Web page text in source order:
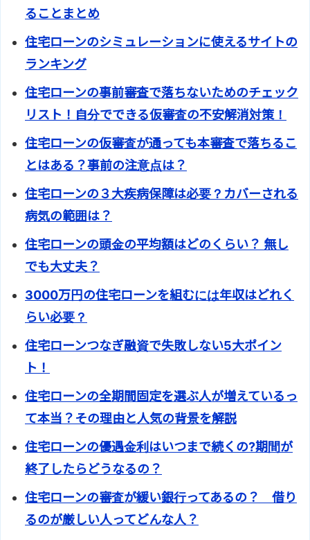
ることまとめ
住宅ローンのシミュレーションに使えるサイトの
ランキング
住宅ローンの事前審査で落ちないためのチェック
リスト！自分でできる仮審査の不安解消対策！
住宅ローンの仮審査が通っても本審査で落ちるこ
とはある？事前の注意点は？
住宅ローンの３大疾病保障は必要？カバーされる
病気の範囲は？
住宅ローンの頭金の平均額はどのくらい？ 無し
でも大丈夫？
3000万円の住宅ローンを組むには年収はどれく
らい必要？
住宅ローンつなぎ融資で失敗しない5大ポイン
ト！
住宅ローンの全期間固定を選ぶ人が増えているっ
て本当？その理由と人気の背景を解説
住宅ローンの優遇金利はいつまで続くの?期間が
終了したらどうなるの？
住宅ローンの審査が緩い銀行ってあるの？ 借り
るのが厳しい人ってどんな人？